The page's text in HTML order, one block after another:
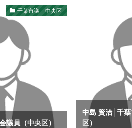
千葉市議 – 中央区
議員（中央区）
中島 賢治│千
区）